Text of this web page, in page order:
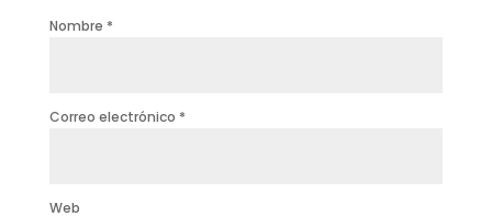
Nombre *
Correo electrónico *
Web